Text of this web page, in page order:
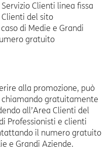
Clienti linea fissa
Clienti del sito
di Medie e Grandi
gratuito
alla promozione, può
gratuitamente
all’Area Clienti del
Professionisti e clienti
il numero gratuito
e Grandi Aziende.